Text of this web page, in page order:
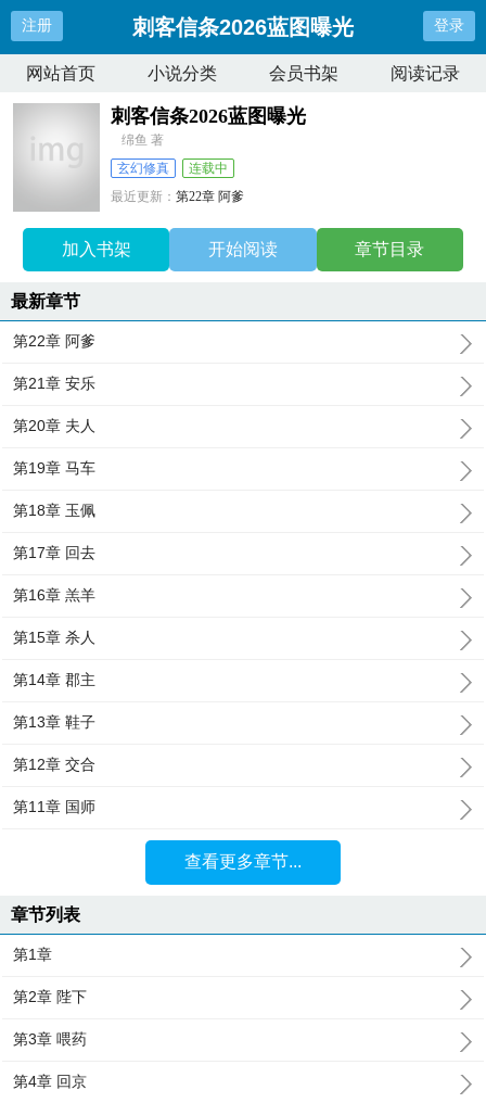
注册 刺客信条2026蓝图曝光 登录
网站首页 小说分类 会员书架 阅读记录
刺客信条2026蓝图曝光
绵鱼 著
玄幻修真
连载中
最近更新：第22章 阿爹
加入书架 开始阅读 章节目录
最新章节
第22章 阿爹
第21章 安乐
第20章 夫人
第19章 马车
第18章 玉佩
第17章 回去
第16章 羔羊
第15章 杀人
第14章 郡主
第13章 鞋子
第12章 交合
第11章 国师
查看更多章节...
章节列表
第1章
第2章 陛下
第3章 喂药
第4章 回京